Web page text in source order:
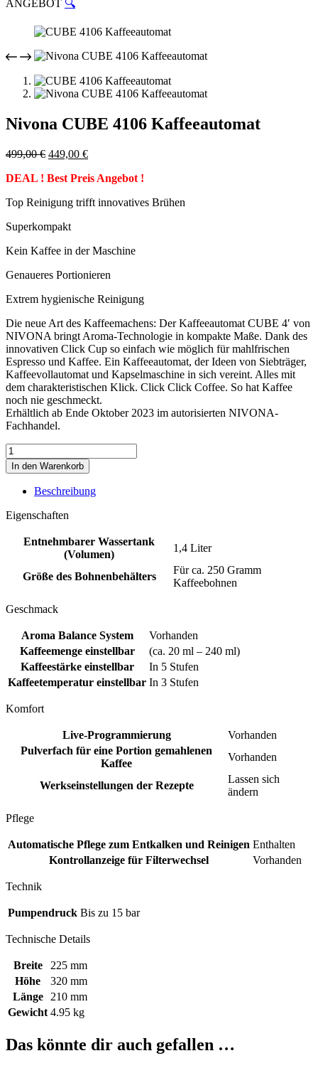
ANGEBOT 🔍
Nivona CUBE 4106 Kaffeeautomat
499,00€ Ursprünglicher
war:
449,00 €Aktueller
ist:
DEAL ! Best Preis Angebot !
Top Reinigung trifft innovatives Brühen
Superkompakt
Kein Kaffee in der Maschine
Genaueres Portionieren
Extrem hygienische Reinigung
Die neue Art des Kaffeemachens: Der Kaffeeautomat CUBE 4′ von
NIVONA bringt Aroma-Technologie in kompakte Maße. Dank des
innovativen Click Cup so einfach wie möglich für mahlfrischen
Espresso und Kaffee. Ein Kaffeeautomat, der Ideen von Siebträger,
Kaffeevollautomat und Kapselmaschine in sich vereint. Alles mit
dem charakteristischen Klick. Click Click Coffee. So hat Kaffee
noch nie geschmeckt.
Erhältlich ab Ende Oktober 2023 im autorisierten NIVONA-
Fachhandel.
Nivona
CUBE
4106
Kaffeeautomat
Menge
In den Warenkorb
Beschreibung
Eigenschaften
Entnehmbarer Wassertank
(Volumen)
1,4 Liter
Größe des Bohnenbehälters
Für ca. 250 Gramm
Kaffeebohnen
Geschmack
Aroma Balance System
Vorhanden
Kaffeemenge einstellbar
(ca. 20 ml – 240 ml)
Kaffeestärke einstellbar
In 5 Stufen
Kaffeetemperatur einstellbar In 3 Stufen
Komfort
Live-Programmierung
Vorhanden
Pulverfach für eine Portion gemahlenen
Kaffee
Vorhanden
Werkseinstellungen der Rezepte
Lassen sich
ändern
Pflege
Automatische Pflege zum Entkalken und Reinigen Enthalten
Kontrollanzeige für Filterwechsel
Vorhanden
Technik
Pumpendruck Bis zu 15 bar
Technische Details
Breite
225 mm
Höhe
320 mm
Länge
210 mm
Gewicht 4.95 kg
Das könnte dir auch gefallen …